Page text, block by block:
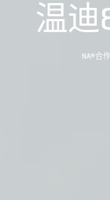
温迪
NA®合